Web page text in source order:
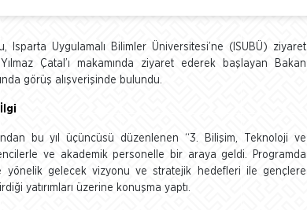
Isparta Uygulamalı Bilimler Üniversitesi’ne (ISUBÜ) ziyaret
Çatal’ı makamında ziyaret ederek başlayan Bakan
görüş alışverişinde bulundu.
bu yıl üçüncüsü düzenlenen “3. Bilişim, Teknoloji ve
ve akademik personelle bir araya geldi. Programda
yönelik gelecek vizyonu ve stratejik hedefleri ile gençlere
yatırımları üzerine konuşma yaptı.